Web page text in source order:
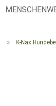
» K-Nax